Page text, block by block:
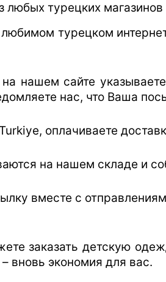
турецких
турецком
нашем сайте
нас, что Ваша
оплачиваете
на нашем складе и
вместе с
заказать детскую
вновь экономия для вас.